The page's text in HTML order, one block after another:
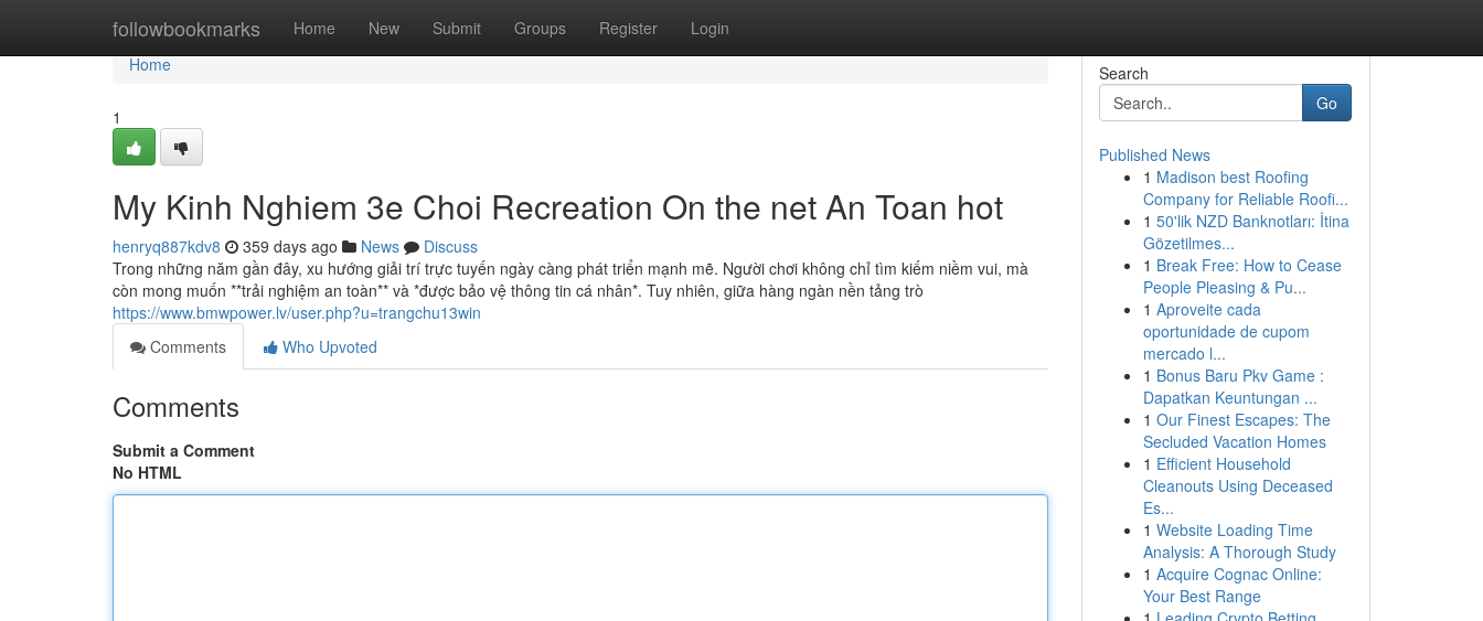
followbookmarks Home New Submit Groups Register Login
Home
Home
1
My Kinh Nghiem 3e Choi Recreation On the net An Toan hot
henryq887kdv8 359 days ago News
Discuss
Trong những năm gần đây, xu hướng giải trí trực tuyến ngày càng phát triển mạnh mẽ. Người chơi không chỉ tìm kiếm niềm vui, mà
còn mong muốn **trải nghiệm an toàn** và *được bảo vệ thông tin cá nhân*. Tuy nhiên, giữa hàng ngàn nền tảng trò
https://www.bmwpower.lv/user.php?u=trangchu13win
Comments
Who Upvoted
Comments
Submit a Comment
No HTML
Search
Go
Published News
1 Madison best Roofing
Company for Reliable Roofi...
1 50'lik NZD Banknotları: İtina
Gözetilmes...
1 Break Free: How to Cease
People Pleasing & Pu...
1 Aproveite cada
oportunidade de cupom
mercado l...
1 Bonus Baru Pkv Game :
Dapatkan Keuntungan ...
1 Our Finest Escapes: The
Secluded Vacation Homes
1 Efficient Household
Cleanouts Using Deceased
Es...
1 Website Loading Time
Analysis: A Thorough Study
1 Acquire Cognac Online:
Your Best Range